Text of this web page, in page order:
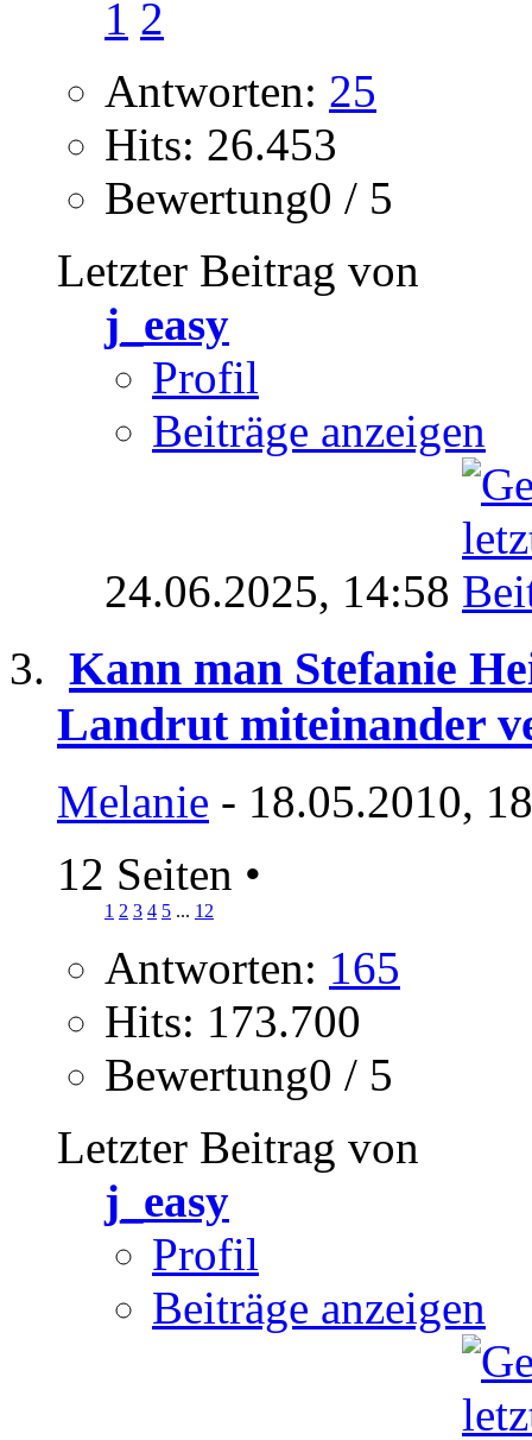
1 2
Antworten: 25
Hits: 26.453
Bewertung0 / 5
Letzter Beitrag von
j_easy
Profil
Beiträge anzeigen
24.06.2025, 14:58
Kann man Stefanie
Landrut miteinander
Melanie - 18.05.2010,
12 Seiten •
1 2 3 4 5 ... 12
Antworten: 165
Hits: 173.700
Bewertung0 / 5
Letzter Beitrag von
j_easy
Profil
Beiträge anzeigen